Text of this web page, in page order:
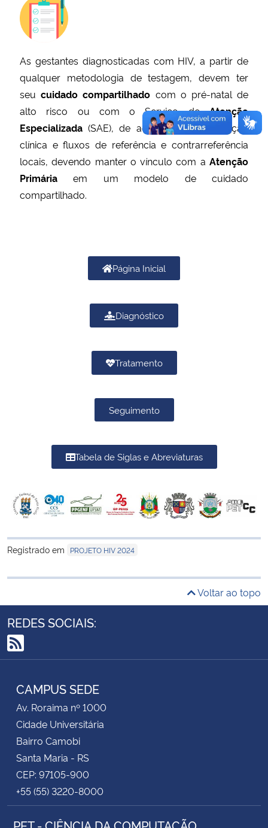
As gestantes diagnosticadas com HIV, a partir de
qualquer metodologia de testagem, devem ter
seucuidado compartilhado com o pré-natal de
alto risco ou com o Serviço deAtenção
Especializada (SAE), de acordo com a situação
clínica e fluxos de referência e contrarreferência
locais, devendo manter o vínculo com a Atenção
Primária em um modelo de cuidado
compartilhado.
Página Inicial
Diagnóstico
Tratamento
Seguimento
Tabela de Siglas e Abreviaturas
Registrado em PROJETO HIV 2024
Voltar ao topo
REDES SOCIAIS:
RSS
CAMPUS SEDE
Av. Roraima nº 1000
Cidade Universitária
Bairro Camobi
Santa Maria - RS
CEP: 97105-900
+55 (55) 3220-8000